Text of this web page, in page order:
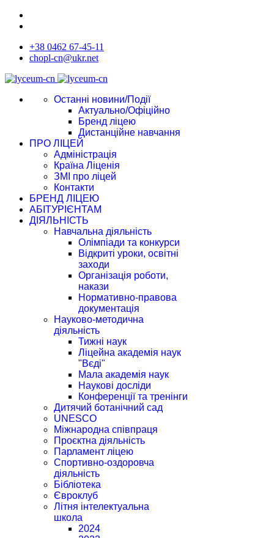
+38 0462 67-45-11
chopl-cn@ukr.net
Останні новини/Події
Актуально/Офіційно
Бренд ліцею
Дистанційне навчання
ПРО ЛІЦЕЙ
Адміністрація
Країна Ліценія
ЗМІ про ліцей
Контакти
БРЕНД ЛІЦЕЮ
АБІТУРІЄНТАМ
ДІЯЛЬНІСТЬ
Навчальна діяльність
Олімпіади та конкурси
Відкриті уроки, освітні
заходи
Організація роботи,
накази
Нормативно-правова
документація
Науково-методична
діяльність
Тижні наук
Ліцейна академія наук
"Вєді"
Мала академія наук
Наукові досліди
Конференції та тренінги
Дитячий ботанічний сад
UNESCO
Міжнародна співпраця
Проєктна діяльність
Парламент ліцею
Спортивно-оздоровча
діяльність
Бібліотека
Євроклуб
Літня інтелектуальна
школа
2024